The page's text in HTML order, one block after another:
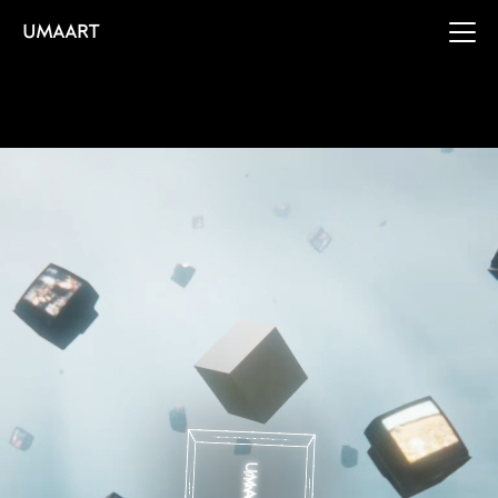
UMAART
CONTACT